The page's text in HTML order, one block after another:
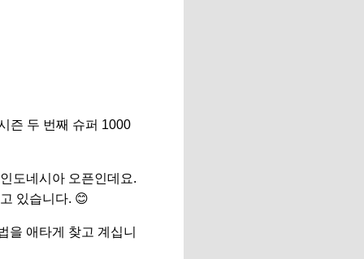
즌 두 번째 슈퍼 1000
도네시아 오픈인데요.
있습니다. 😊
을 애타게 찾고 계십니